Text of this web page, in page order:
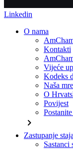
Linkedin
O nama
Kontakti
Vijeće
Kodeks
Naša
O
Povijest
chevron_right
Zastupanje
Sastanci